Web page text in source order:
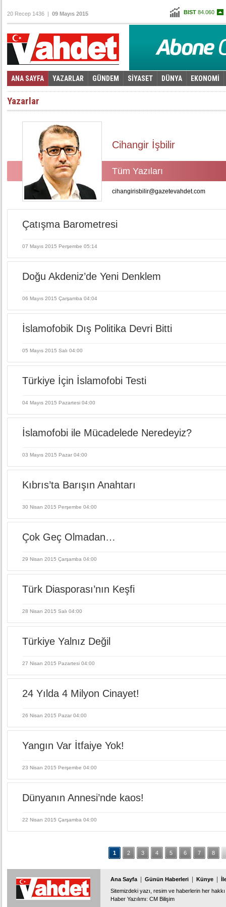
BIST 84.060
Altın102,341
Euro 3,0115
20 Recep 1436 | 09 Mayıs 2015
ANA SAYFA YAZARLAR GÜNDEM SİYASET DÜNYA EKONOMİ
Foto Galeri | Video Galeri
Yazarlar
Cihangir İşbilir
Tüm Yazıları
cihangirisbilir@gazetevahdet.com
Çatışma Barometresi
07 Mayıs 2015 Perşembe 05:14
Doğu Akdeniz’de Yeni Denklem
06 Mayıs 2015 Çarşamba 04:04
İslamofobik Dış Politika Devri Bitti
05 Mayıs 2015 Salı 04:00
Türkiye İçin İslamofobi Testi
04 Mayıs 2015 Pazartesi 04:00
İslamofobi ile Mücadelede Neredeyiz?
03 Mayıs 2015 Pazar 04:00
Kıbrıs’ta Barışın Anahtarı
30 Nisan 2015 Perşembe 04:00
Çok Geç Olmadan…
29 Nisan 2015 Çarşamba 04:00
Türk Diasporası’nın Keşfi
28 Nisan 2015 Salı 04:00
Türkiye Yalnız Değil
27 Nisan 2015 Pazartesi 04:00
24 Yılda 4 Milyon Cinayet!
26 Nisan 2015 Pazar 04:00
Yangın Var İtfaiye Yok!
23 Nisan 2015 Perşembe 04:00
Dünyanın Annesi’nde kaos!
22 Nisan 2015 Çarşamba 04:00
1 2 3 4 5 6 7 8
Ana Sayfa Günün Haberleri Künye
Sitemizdeki yazı, resim ve haberlerin her
Haber Yazılımı: CM Bilişim